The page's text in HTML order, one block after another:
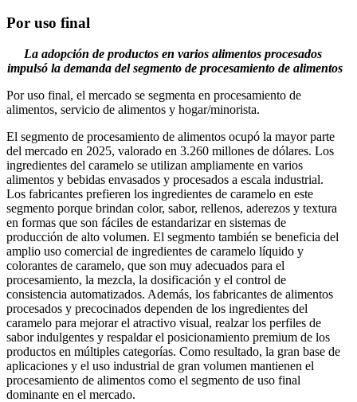
Por uso final
La adopción de productos en varios alimentos procesados ​​
impulsó la demanda del segmento de procesamiento de alimentos
Por uso final, el mercado se segmenta en procesamiento de
alimentos, servicio de alimentos y hogar/minorista.
El segmento de procesamiento de alimentos ocupó la mayor parte
del mercado en 2025, valorado en 3.260 millones de dólares. Los
ingredientes del caramelo se utilizan ampliamente en varios
alimentos y bebidas envasados ​​y procesados ​​a escala industrial.
Los fabricantes prefieren los ingredientes de caramelo en este
segmento porque brindan color, sabor, rellenos, aderezos y textura
en formas que son fáciles de estandarizar en sistemas de
producción de alto volumen. El segmento también se beneficia del
amplio uso comercial de ingredientes de caramelo líquido y
colorantes de caramelo, que son muy adecuados para el
procesamiento, la mezcla, la dosificación y el control de
consistencia automatizados. Además, los fabricantes de alimentos
procesados ​​y precocinados dependen de los ingredientes del
caramelo para mejorar el atractivo visual, realzar los perfiles de
sabor indulgentes y respaldar el posicionamiento premium de los
productos en múltiples categorías. Como resultado, la gran base de
aplicaciones y el uso industrial de gran volumen mantienen el
procesamiento de alimentos como el segmento de uso final
dominante en el mercado.